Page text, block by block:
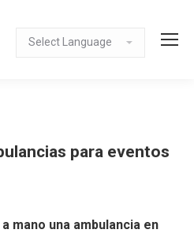
para eventos
mano una ambulancia en